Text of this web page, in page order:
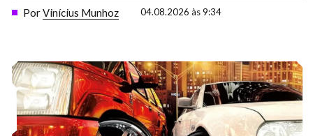
PorVinícius Munhoz 04.08.2026 às 9:34